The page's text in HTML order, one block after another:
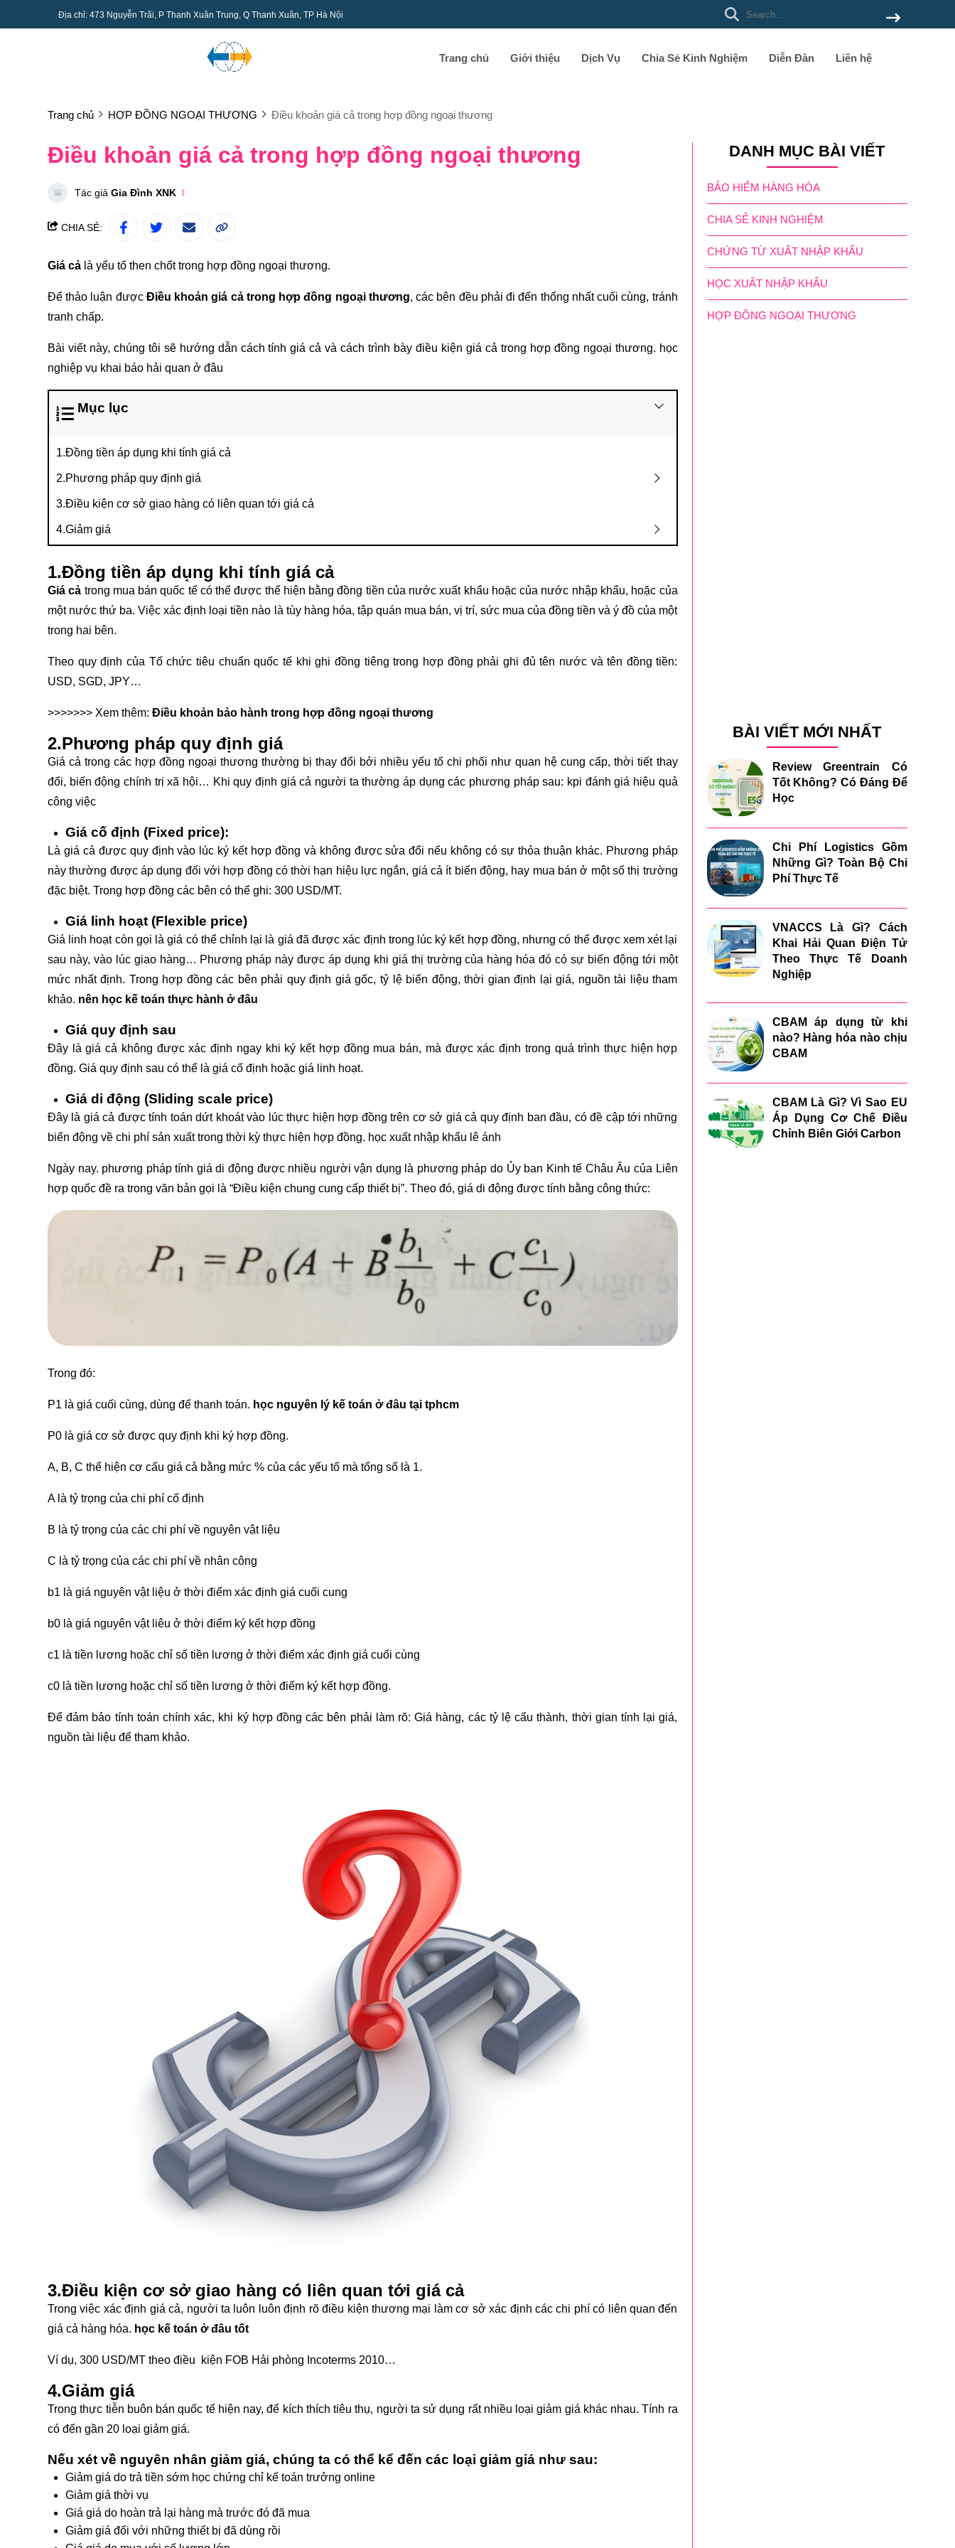
Địa chỉ: 473 Nguyễn Trãi, P Thanh Xuân Trung, Q Thanh Xuân, TP Hà Nội
Trang chủ Giới thiệu Dịch Vụ Chia Sẻ Kinh Nghiệm Diễn Đàn Liên hệ
Trang chủ HỢP ĐỒNG NGOẠI THƯƠNG Điều khoản giá cả trong hợp đồng ngoại thương
Điều khoản giá cả trong hợp đồng ngoại thương
Tác giả Gia Đình XNK
CHIA SẺ:
Giá cả là yếu tố then chốt trong hợp đồng ngoại thương.
Để thảo luận được Điều khoản giá cả trong hợp đồng ngoại thương, các bên đều phải đi đến thống nhất cuối cùng, tránh
tranh chấp.
Bài viết này, chúng tôi sẽ hướng dẫn cách tính giá cả và cách trình bày điều kiện giá cả trong hợp đồng ngoại thương. học
nghiệp vụ khai báo hải quan ở đâu
Mục lục
1.Đồng tiền áp dụng khi tính giá cả
2.Phương pháp quy định giá
3.Điều kiện cơ sở giao hàng có liên quan tới giá cả
4.Giảm giá
1.Đồng tiền áp dụng khi tính giá cả
Giá cả trong mua bán quốc tế có thể được thể hiện bằng đồng tiền của nước xuất khẩu hoặc của nước nhập khẩu, hoặc của
một nước thứ ba. Việc xác định loại tiền nào là tùy hàng hóa, tập quán mua bán, vị trí, sức mua của đồng tiền và ý đồ của một
trong hai bên.
Theo quy định của Tổ chức tiêu chuẩn quốc tế khi ghi đồng tiêng trong hợp đồng phải ghi đủ tên nước và tên đồng tiền:
USD, SGD, JPY…
>>>>>>> Xem thêm: Điều khoản bảo hành trong hợp đồng ngoại thương
2.Phương pháp quy định giá
Giá cả trong các hợp đồng ngoại thương thường bị thay đổi bởi nhiều yếu tố chi phối như quan hệ cung cấp, thời tiết thay
đổi, biến động chính trị xã hội… Khi quy định giá cả người ta thường áp dụng các phương pháp sau: kpi đánh giá hiệu quả
công việc
Giá cố định (Fixed price):
Là giá cả được quy định vào lúc ký kết hợp đồng và không được sửa đổi nếu không có sự thỏa thuận khác. Phương pháp
này thường được áp dụng đối với hợp đồng có thời hạn hiệu lực ngắn, giá cả ít biến động, hay mua bán ở một số thị trường
đặc biệt. Trong hợp đồng các bên có thể ghi: 300 USD/MT.
Giá linh hoạt (Flexible price)
Giá linh hoạt còn gọi là giá có thể chỉnh lại là giá đã được xác định trong lúc ký kết hợp đồng, nhưng có thể được xem xét lại
sau này, vào lúc giao hàng… Phương pháp này được áp dụng khi giá thị trường của hàng hóa đó có sự biến động tới một
mức nhất định. Trong hợp đồng các bên phải quy định giá gốc, tỷ lệ biến động, thời gian định lại giá, nguồn tài liệu tham
khảo. nên học kế toán thực hành ở đâu
Giá quy định sau
Đây là giá cả không được xác định ngay khi ký kết hợp đồng mua bán, mà được xác định trong quá trình thực hiện hợp
đồng. Giá quy định sau có thể là giá cố định hoặc giá linh hoạt.
Giá di động (Sliding scale price)
Đây là giá cả được tính toán dứt khoát vào lúc thực hiện hợp đồng trên cơ sở giá cả quy định ban đầu, có đề cập tới những
biến động về chi phí sản xuất trong thời kỳ thực hiện hợp đồng. học xuất nhập khẩu lê ánh
Ngày nay. phương pháp tính giá di động được nhiều người vận dụng là phương pháp do Ủy ban Kinh tế Châu Âu của Liên
hợp quốc đề ra trong văn bản gọi là “Điều kiện chung cung cấp thiết bị”. Theo đó, giá di động được tính bằng công thức:
Trong đó:
P1 là giá cuối cùng, dùng để thanh toán. học nguyên lý kế toán ở đâu tại tphcm
P0 là giá cơ sở được quy định khi ký hợp đồng.
A, B, C thể hiện cơ cấu giá cả bằng mức % của các yếu tố mà tổng số là 1.
A là tỷ trọng của chi phí cố định
B là tỷ trọng của các chi phí về nguyên vật liệu
C là tỷ trọng của các chi phí về nhân công
b1 là giá nguyên vật liệu ở thời điểm xác định giá cuối cung
b0 là giá nguyên vật liêu ở thời điểm ký kết hợp đồng
c1 là tiền lương hoặc chỉ số tiền lương ở thời điểm xác định giá cuối cùng
c0 là tiền lương hoặc chỉ số tiền lương ở thời điểm ký kết hợp đồng.
Để đảm bảo tính toán chính xác, khi ký hợp đồng các bên phải làm rõ: Giá hàng, các tỷ lệ cấu thành, thời gian tính lại giá,
nguồn tài liệu để tham khảo.
3.Điều kiện cơ sở giao hàng có liên quan tới giá cả
Trong việc xác định giá cả, người ta luôn luôn định rõ điều kiện thương mại làm cơ sở xác định các chi phí có liên quan đến
giá cả hàng hóa. học kế toán ở đâu tốt
Ví dụ, 300 USD/MT theo điều kiện FOB Hải phòng Incoterms 2010…
4.Giảm giá
Trong thực tiễn buôn bán quốc tế hiện nay, để kích thích tiêu thụ, người ta sử dụng rất nhiều loại giảm giá khác nhau. Tính ra
có đến gần 20 loại giảm giá.
Nếu xét về nguyên nhân giảm giá, chúng ta có thể kể đến các loại giảm giá như sau:
Giảm giá do trả tiền sớm học chứng chỉ kế toán trưởng online
Giảm giá thời vụ
Giá giá do hoàn trả lại hàng mà trước đó đã mua
Giảm giá đối với những thiết bị đã dùng rồi
DANH MỤC BÀI VIẾT
BẢO HIỂM HÀNG HÓA
CHIA SẺ KINH NGHIỆM
CHỨNG TỪ XUẤT NHẬP KHẨU
HỌC XUẤT NHẬP KHẨU
HỢP ĐỒNG NGOẠI THƯƠNG
BÀI VIẾT MỚI NHẤT
Review Greentrain Có
Tốt Không? Có Đáng Để
Học
Chi Phí Logistics Gồm
Những Gì? Toàn Bộ Chi
Phí Thực Tế
VNACCS Là Gì? Cách
Khai Hải Quan Điện Tử
Theo Thực Tế Doanh
Nghiệp
CBAM áp dụng từ khi
nào? Hàng hóa nào chịu
CBAM
CBAM Là Gì? Vì Sao EU
Áp Dụng Cơ Chế Điều
Chỉnh Biên Giới Carbon